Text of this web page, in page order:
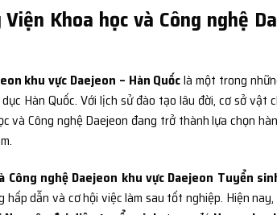
Khoa học và Công nghệ
khu vực Daejeon – Hàn Quốclà một trong
Hàn Quốc. Với lịch sử đào tạo lâu đời, cơ sở vật
và Công nghệ Daejeon đang trở thành lựa chọn
Công nghệ Daejeon khu vực Daejeon Tuyển
hấp dẫn và cơ hội việc làm sau tốt nghiệp. Hiện